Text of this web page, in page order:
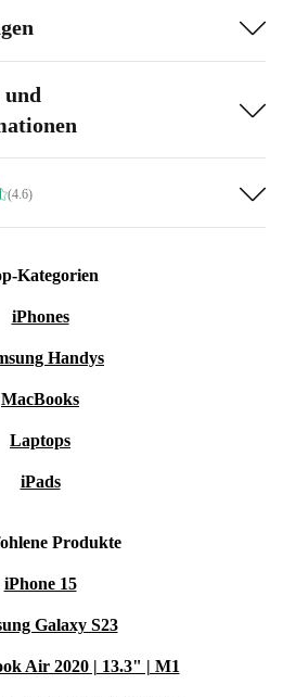
(4.6)
Kategorien
iPhones
Handys
MacBooks
Laptops
iPads
Produkte
iPhone 15
Galaxy S23
Air 2020 | 13.3" | M1